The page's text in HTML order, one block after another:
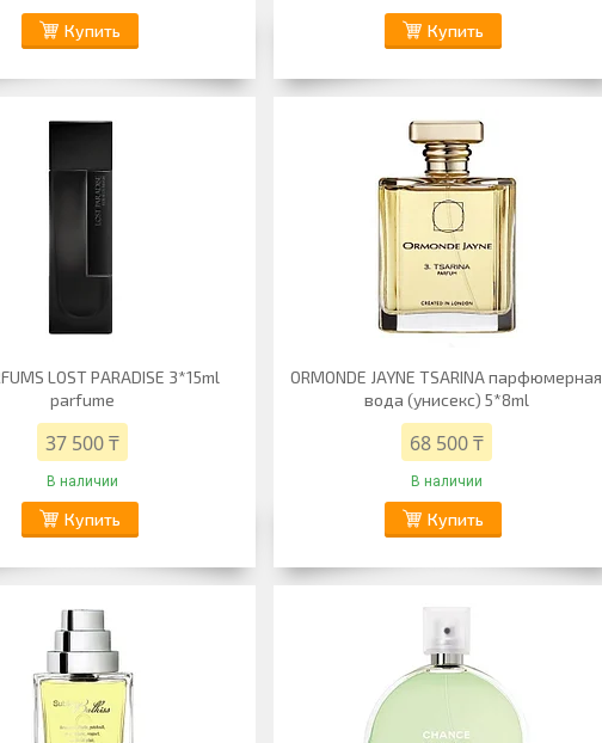
Купить Купить
LOST PARADISE 3*15ml
parfume
37 500 ₸
В наличии
Купить
ORMONDE JAYNE TSARINA парфюмерная
вода (унисекс) 5*8ml
68 500 ₸
В наличии
Купить